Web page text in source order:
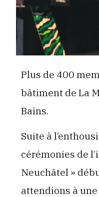
Plus de 400
bâtiment de La
Bains.
Suite à
cérémonies de
Neuchâtel »
attendions à